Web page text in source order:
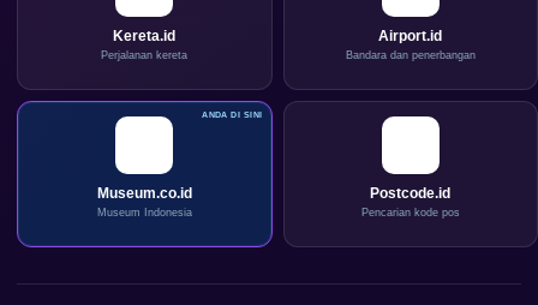
Kereta.id
Perjalanan kereta
Airport.id
Bandara dan penerbangan
Museum.co.id
Museum Indonesia
Postcode.id
Pencarian kode pos